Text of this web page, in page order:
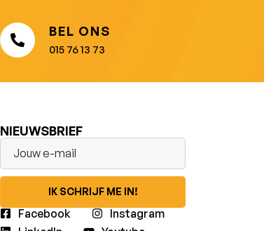
BEL ONS
015 76 13 73
NIEUWSBRIEF
IK SCHRIJF ME IN!
Facebook
Instagram